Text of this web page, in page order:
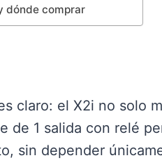
dónde comprar
claro: el X2i no solo
de 1 salida con relé
sin depender